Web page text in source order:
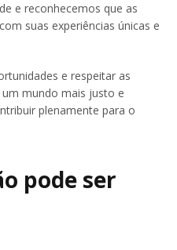
e reconhecemos que as
suas experiências únicas e
e respeitar as
mundo mais justo e
plenamente para o
pode ser